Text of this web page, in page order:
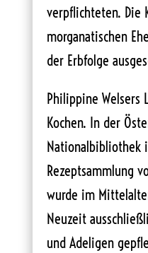
verpflichteten. Die
morganatischen
der Erbfolge
Philippine Welsers
Kochen. In der
Nationalbibliothek
Rezeptsammlung
wurde im
Neuzeit
und Adeligen